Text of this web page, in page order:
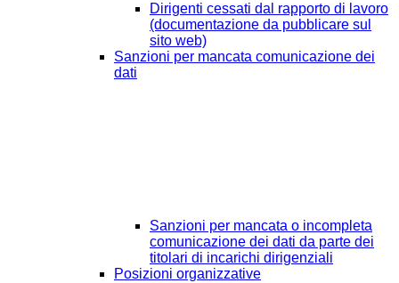
Dirigenti cessati dal rapporto di lavoro
(documentazione da pubblicare sul
sito web)
Sanzioni per mancata comunicazione dei
dati
Sanzioni per mancata o incompleta
comunicazione dei dati da parte dei
titolari di incarichi dirigenziali
Posizioni organizzative